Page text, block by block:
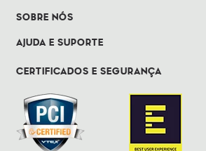
SOBRE NÓS
AJUDA E SUPORTE
CERTIFICADOS E SEGURANÇA